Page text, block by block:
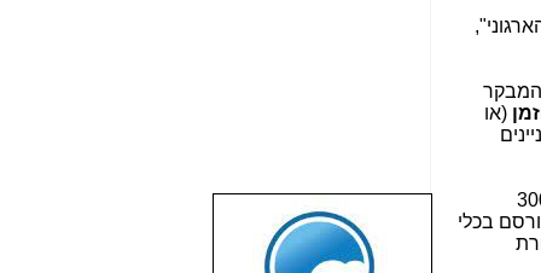
המבקר
(או
הזעיר (אבל המאוד חשוב) הזה כ-300
בכלי
שבוע טוב לכל
הגולשים באשר
הם!!!